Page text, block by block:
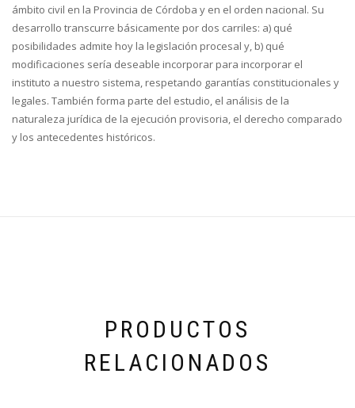
ámbito civil en la Provincia de Córdoba y en el orden nacional. Su
desarrollo transcurre básicamente por dos carriles: a) qué
posibilidades admite hoy la legislación procesal y, b) qué
modificaciones sería deseable incorporar para incorporar el
instituto a nuestro sistema, respetando garantías constitucionales y
legales. También forma parte del estudio, el análisis de la
naturaleza jurídica de la ejecución provisoria, el derecho comparado
y los antecedentes históricos.
PRODUCTOS
RELACIONADOS